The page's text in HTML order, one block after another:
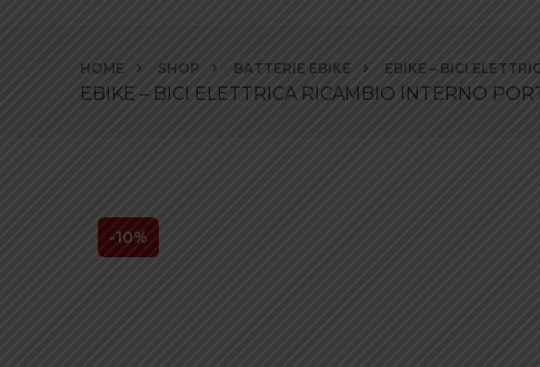
contenuti
HOME SHOP BATTERIE EBIKE EBIKE – BICI
EBIKE – BICI ELETTRICA RICAMBIO INTERNO
-10%